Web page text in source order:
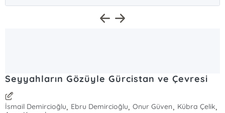
Seyyahların Gözüyle Gürcistan ve Çevresi
İsmail Demircioğlu, Ebru Demircioğlu, Onur Güven, Kübra Çelik,